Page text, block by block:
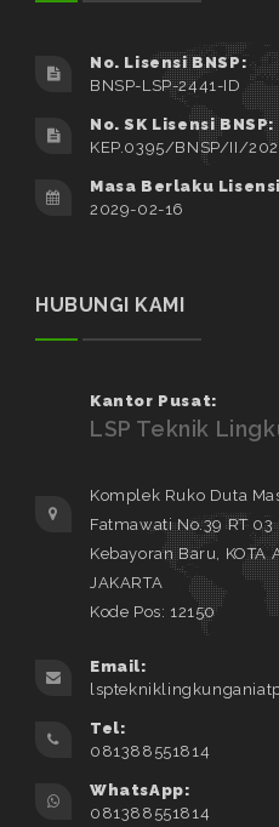
No. Lisensi BNSP:
BNSP-LSP-2441-ID
No. SK Lisensi BNSP:
KEP.0395/BNSP/II/
Masa Berlaku
2029-02-16
HUBUNGI KAMI
Kantor Pusat:
LSP Teknik
Komplek Ruko Duta
Fatmawati No.39 RT 03
Kebayoran Baru, KOTA
JAKARTA
Kode Pos: 12150
Email:
Tel:
081388551814
WhatsApp:
081388551814